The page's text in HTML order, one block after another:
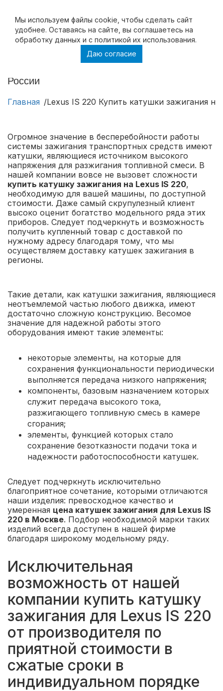
Мы используем файлы cookie, чтобы cделать сайт
удобнее. Оставаясь на сайте, вы соглашаетесь на
обработку данных и с политикой их использования.
Даю согласие
Lexus IS 220 Купить катушки зажигания на
России
Главная Lexus IS 220 Купить катушки зажигания
Огромное значение в бесперебойности работы
системы зажигания транспортных средств имеют
катушки, являющиеся источником высокого
напряжения для разжигания топливной смеси. В
нашей компании вовсе не вызовет сложности
купить катушку зажигания на Lexus IS 220,
необходимую для вашей машины, по доступной
стоимости. Даже самый скрупулезный клиент
высоко оценит богатство модельного ряда этих
приборов. Следует подчеркнуть и возможность
получить купленный товар с доставкой по
нужному адресу благодаря тому, что мы
осуществляем доставку катушек зажигания в
регионы.
Такие детали, как катушки зажигания, являющиеся
неотъемлемой частью любого движка, имеют
достаточно сложную конструкцию. Весомое
значение для надежной работы этого
оборудования имеют такие элементы:
некоторые элементы, на которые для
сохранения функциональности периодически
выполняется передача низкого напряжения;
компоненты, базовым назначением которых
служит передача высокого тока,
разжигающего топливную смесь в камере
сгорания;
элементы, функцией которых стало
сохранение безотказности подачи тока и
надежности работоспособности катушек.
Следует подчеркнуть исключительно
благоприятное сочетание, которыми отличаются
наши изделия: превосходное качество и
умеренная цена катушек зажигания для Lexus IS
220 в Москве. Подбор необходимой марки таких
изделий всегда доступен в нашей фирме
благодаря широкому модельному ряду.
Исключительная
возможность от нашей
компании купить катушку
зажигания для Lexus IS 220
от производителя по
приятной стоимости в
сжатые сроки в
индивидуальном порядке